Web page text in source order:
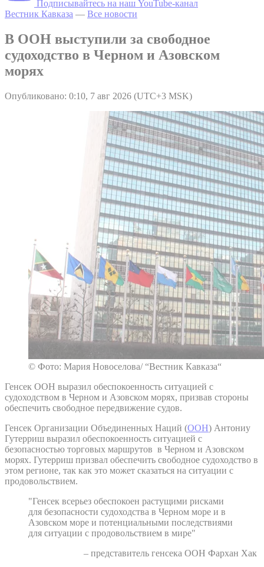
Подписывайтесь на наш YouTube-канал
Вестник Кавказа — Все новости
В ООН выступили за свободное
судоходство в Черном и Азовском
морях
Опубликовано: 0:10, 7 авг 2026 (UTC+3 MSK)
© Фото: Мария Новоселова/ “Вестник Кавказа“
Генсек ООН выразил обеспокоенность ситуацией с
судоходством в Черном и Азовском морях, призвав стороны
обеспечить свободное передвижение судов.
Генсек Организации Объединенных Наций (ООН) Антониу
Гутерриш выразил обеспокоенность ситуацией с
безопасностью торговых маршрутов в Черном и Азовском
морях. Гутерриш призвал обеспечить свободное судоходство в
этом регионе, так как это может сказаться на ситуации с
продовольствием.
"Генсек всерьез обеспокоен растущими рисками
для безопасности судоходства в Черном море и в
Азовском море и потенциальными последствиями
для ситуации с продовольствием в мире"
– представитель генсека ООН Фархан Хак